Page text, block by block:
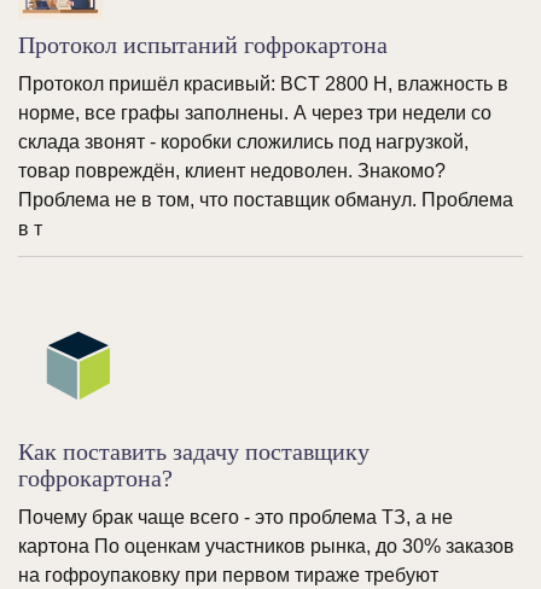
Протокол испытаний гофрокартона
Протокол пришёл красивый: BCT 2800 Н, влажность в
норме, все графы заполнены. А через три недели со
склада звонят - коробки сложились под нагрузкой,
товар повреждён, клиент недоволен. Знакомо?
Проблема не в том, что поставщик обманул. Проблема
в т
Как поставить задачу поставщику
гофрокартона?
Почему брак чаще всего - это проблема ТЗ, а не
картона По оценкам участников рынка, до 30% заказов
на гофроупаковку при первом тираже требуют